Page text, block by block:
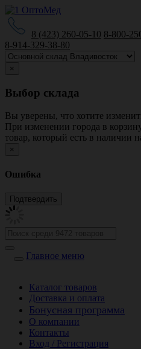
8 (423) 260-05-10 8-800-
8-914-329-38-80
×
Выбор склада
Вы уверены, что хотите
При изменении города в
товар, который есть в наличии
×
Ошибка
Главное меню
Каталог товаров
Доставка и оплата
Бонусная программа
О компании
Контакты
Вход / Регистрация